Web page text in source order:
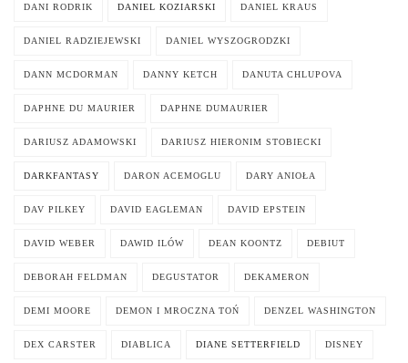
DANI RODRIK DANIEL KOZIARSKI DANIEL KRAUS
DANIEL RADZIEJEWSKI DANIEL WYSZOGRODZKI
DANN MCDORMAN DANNY KETCH DANUTA CHLUPOVA
DAPHNE DU MAURIER DAPHNE DUMAURIER
DARIUSZ ADAMOWSKI DARIUSZ HIERONIM STOBIECKI
DARKFANTASY DARON ACEMOGLU DARY ANIOŁA
DAV PILKEY DAVID EAGLEMAN DAVID EPSTEIN
DAVID WEBER DAWID ILÓW DEAN KOONTZ DEBIUT
DEBORAH FELDMAN DEGUSTATOR DEKAMERON
DEMI MOORE DEMON I MROCZNA TOŃ DENZEL WASHINGTON
DEX CARSTER DIABLICA DIANE SETTERFIELD DISNEY